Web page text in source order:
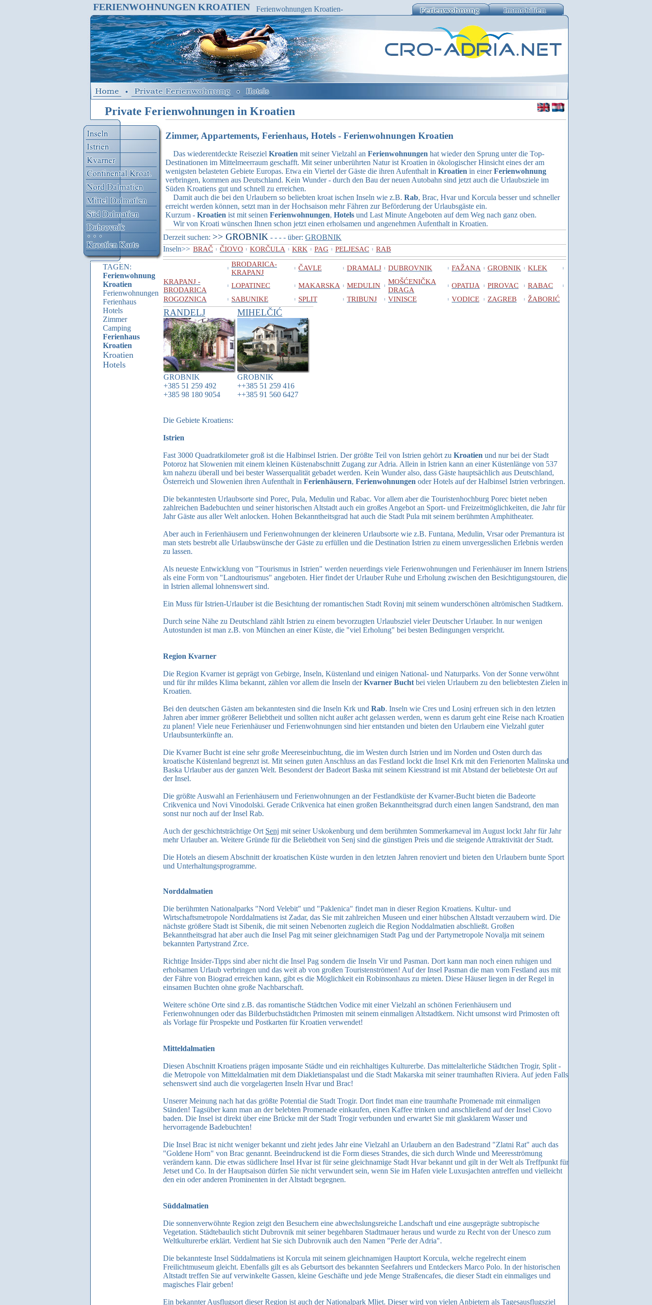
FERIENWOHNUNGEN KROATIEN
Ferienwohnungen Kroatien-
Ferienhaus,Appartements
Private Ferienwohnungen in Kroatien
TAGEN:
Ferienwohnung
Kroatien
Ferienwohnungen
Ferienhaus
Hotels
Zimmer
Camping
Ferienhaus
Kroatien
Kroatien
Hotels
Zimmer, Appartements, Ferienhaus, Hotels - Ferienwohnungen Kroatien
Das wiederentdeckte Reiseziel Kroatien mit seiner Vielzahl an Ferienwohnungen hat wieder den Sprung unter die Top-
Destinationen im Mittelmeerraum geschafft. Mit seiner unberührten Natur ist Kroatien in ökologischer Hinsicht eines der am
wenigsten belasteten Gebiete Europas. Etwa ein Viertel der Gäste die ihren Aufenthalt in Kroatien in einerFerienwohnung
verbringen, kommen aus Deutschland. Kein Wunder - durch den Bau der neuen Autobahn sind jetzt auch die Urlaubsziele im
Süden Kroatiens gut und schnell zu erreichen.
Damit auch die bei den Urlaubern so beliebten kroat ischen Inseln wie z.B. Rab, Brac, Hvar und Korcula besser und schneller
erreicht werden können, setzt man in der Hochsaison mehr Fähren zur Beförderung der Urlaubsgäste ein.
Kurzum - Kroatien ist mit seinen Ferienwohnungen, Hotels und Last Minute Angeboten auf dem Weg nach ganz oben.
Wir von Kroati wünschen Ihnen schon jetzt einen erholsamen und angenehmen Aufenthalt in Kroatien.
Derzeit suchen: >> GROBNIK - - - - über: GROBNIK
Inseln>> BRAČ ČIOVO KORČULA KRK PAG PELJESAC RAB
BRODARICA-
KRAPANJ
ČAVLE DRAMALJ DUBROVNIK FAŽANA GROBNIK KLEK
KRAPANJ -
BRODARICA
LOPATINEC MAKARSKA MEDULIN
MOŠĆENIČKA
DRAGA
OPATIJA PIROVAC RABAC
ROGOZNICA SABUNIKE SPLIT TRIBUNJ VINISCE VODICE ZAGREB ŽABORIĆ
RANDELJ
GROBNIK
+385 51 259 492
+385 98 180 9054
MIHELČIĆ
GROBNIK
++385 51 259 416
++385 91 560 6427
Die Gebiete Kroatiens:
Istrien
Fast 3000 Quadratkilometer groß ist die Halbinsel Istrien. Der größte Teil von Istrien gehört zu Kroatien und nur bei der Stadt
Potoroz hat Slowenien mit einem kleinen Küstenabschnitt Zugang zur Adria. Allein in Istrien kann an einer Küstenlänge von 537
km nahezu überall und bei bester Wasserqualität gebadet werden. Kein Wunder also, dass Gäste hauptsächlich aus Deutschland,
Österreich und Slowenien ihren Aufenthalt in Ferienhäusern, Ferienwohnungen oder Hotels auf der Halbinsel Istrien verbringen.
Die bekanntesten Urlaubsorte sind Porec, Pula, Medulin und Rabac. Vor allem aber die Touristenhochburg Porec bietet neben
zahlreichen Badebuchten und seiner historischen Altstadt auch ein großes Angebot an Sport- und Freizeitmöglichkeiten, die Jahr für
Jahr Gäste aus aller Welt anlocken. Hohen Bekanntheitsgrad hat auch die Stadt Pula mit seinem berühmten Amphitheater.
Aber auch in Ferienhäusern und Ferienwohnungen der kleineren Urlaubsorte wie z.B. Funtana, Medulin, Vrsar oder Premantura ist
man stets bestrebt alle Urlaubswünsche der Gäste zu erfüllen und die Destination Istrien zu einem unvergesslichen Erlebnis werden
zu lassen.
Als neueste Entwicklung von "Tourismus in Istrien" werden neuerdings viele Ferienwohnungen und Ferienhäuser im Innern Istriens
als eine Form von "Landtourismus" angeboten. Hier findet der Urlauber Ruhe und Erholung zwischen den Besichtigungstouren, die
in Istrien allemal lohnenswert sind.
Ein Muss für Istrien-Urlauber ist die Besichtung der romantischen Stadt Rovinj mit seinem wunderschönen altrömischen Stadtkern.
Durch seine Nähe zu Deutschland zählt Istrien zu einem bevorzugten Urlaubsziel vieler Deutscher Urlauber. In nur wenigen
Autostunden ist man z.B. von München an einer Küste, die "viel Erholung" bei besten Bedingungen verspricht.
Region Kvarner
Die Region Kvarner ist geprägt von Gebirge, Inseln, Küstenland und einigen National- und Naturparks. Von der Sonne verwöhnt
und für ihr mildes Klima bekannt, zählen vor allem die Inseln derKvarner Buchtbei vielen Urlaubern zu den beliebtesten Zielen in
Kroatien.
Bei den deutschen Gästen am bekanntesten sind die Inseln Krk und Rab. Inseln wie Cres und Losinj erfreuen sich in den letzten
Jahren aber immer größerer Beliebtheit und sollten nicht außer acht gelassen werden, wenn es darum geht eine Reise nach Kroatien
zu planen! Viele neue Ferienhäuser und Ferienwohnungen sind hier entstanden und bieten den Urlaubern eine Vielzahl guter
Urlaubsunterkünfte an.
Die Kvarner Bucht ist eine sehr große Meereseinbuchtung, die im Westen durch Istrien und im Norden und Osten durch das
kroatische Küstenland begrenzt ist. Mit seinen guten Anschluss an das Festland lockt die Insel Krk mit den Ferienorten Malinska und
Baska Urlauber aus der ganzen Welt. Besonderst der Badeort Baska mit seinem Kiesstrand ist mit Abstand der beliebteste Ort auf
der Insel.
Die größte Auswahl an Ferienhäusern und Ferienwohnungen an der Festlandküste der Kvarner-Bucht bieten die Badeorte
Crikvenica und Novi Vinodolski. Gerade Crikvenica hat einen großen Bekanntheitsgrad durch einen langen Sandstrand, den man
sonst nur noch auf der Insel Rab.
Auch der geschichtsträchtige Ort Senj mit seiner Uskokenburg und dem berühmten Sommerkarneval im August lockt Jahr für Jahr
mehr Urlauber an. Weitere Gründe für die Beliebtheit von Senj sind die günstigen Preis und die steigende Attraktivität der Stadt.
Die Hotels an diesem Abschnitt der kroatischen Küste wurden in den letzten Jahren renoviert und bieten den Urlaubern bunte Sport
und Unterhaltungsprogramme.
Norddalmatien
Die berühmten Nationalparks "Nord Velebit" und "Paklenica" findet man in dieser Region Kroatiens. Kultur- und
Wirtschaftsmetropole Norddalmatiens ist Zadar, das Sie mit zahlreichen Museen und einer hübschen Altstadt verzaubern wird. Die
nächste größere Stadt ist Sibenik, die mit seinen Nebenorten zugleich die Region Noddalmatien abschließt. Großen
Bekanntheitsgrad hat aber auch die Insel Pag mit seiner gleichnamigen Stadt Pag und der Partymetropole Novalja mit seinem
bekannten Partystrand Zrce.
Richtige Insider-Tipps sind aber nicht die Insel Pag sondern die Inseln Vir und Pasman. Dort kann man noch einen ruhigen und
erholsamen Urlaub verbringen und das weit ab von großen Touristenströmen! Auf der Insel Pasman die man vom Festland aus mit
der Fähre von Biograd erreichen kann, gibt es die Möglichkeit ein Robinsonhaus zu mieten. Diese Häuser liegen in der Regel in
einsamen Buchten ohne große Nachbarschaft.
Weitere schöne Orte sind z.B. das romantische Städtchen Vodice mit einer Vielzahl an schönen Ferienhäusern und
Ferienwohnungen oder das Bilderbuchstädtchen Primosten mit seinem einmaligen Altstadtkern. Nicht umsonst wird Primosten oft
als Vorlage für Prospekte und Postkarten für Kroatien verwendet!
Mitteldalmatien
Diesen Abschnitt Kroatiens prägen imposante Städte und ein reichhaltiges Kulturerbe. Das mittelalterliche Städtchen Trogir, Split -
die Metropole von Mitteldalmatien mit dem Diakletianspalast und die Stadt Makarska mit seiner traumhaften Riviera. Auf jeden Falls
sehenswert sind auch die vorgelagerten Inseln Hvar und Brac!
Unserer Meinung nach hat das größte Potential die Stadt Trogir. Dort findet man eine traumhafte Promenade mit einmaligen
Ständen! Tagsüber kann man an der belebten Promenade einkaufen, einen Kaffee trinken und anschließend auf der Insel Ciovo
baden. Die Insel ist direkt über eine Brücke mit der Stadt Trogir verbunden und erwartet Sie mit glasklarem Wasser und
hervorragende Badebuchten!
Die Insel Brac ist nicht weniger bekannt und zieht jedes Jahr eine Vielzahl an Urlaubern an den Badestrand "Zlatni Rat" auch das
"Goldene Horn" von Brac genannt. Beeindruckend ist die Form dieses Strandes, die sich durch Winde und Meeresströmung
verändern kann. Die etwas südlichere Insel Hvar ist für seine gleichnamige Stadt Hvar bekannt und gilt in der Welt als Treffpunkt für
Jetset und Co. In der Hauptsaison dürfen Sie nicht verwundert sein, wenn Sie im Hafen viele Luxusjachten antreffen und vielleicht
den ein oder anderen Prominenten in der Altstadt begegnen.
Süddalmatien
Die sonnenverwöhnte Region zeigt den Besuchern eine abwechslungsreiche Landschaft und eine ausgeprägte subtropische
Vegetation. Städtebaulich sticht Dubrovnik mit seiner begehbaren Stadtmauer heraus und wurde zu Recht von der Unesco zum
Weltkulturerbe erklärt. Verdient hat Sie sich Dubrovnik auch den Namen "Perle der Adria".
Die bekannteste Insel Süddalmatiens ist Korcula mit seinem gleichnamigen Hauptort Korcula, welche regelrecht einem
Freilichtmuseum gleicht. Ebenfalls gilt es als Geburtsort des bekannten Seefahrers und Entdeckers Marco Polo. In der historischen
Altstadt treffen Sie auf verwinkelte Gassen, kleine Geschäfte und jede Menge Straßencafes, die dieser Stadt ein einmaliges und
magisches Flair geben!
Ein bekannter Ausflugsort dieser Region ist auch der Nationalpark Mljet. Dieser wird von vielen Anbietern als Tagesausflugsziel